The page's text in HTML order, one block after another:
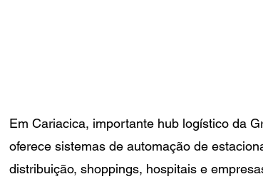
Em Cariacica, importante hub logístico da
oferece sistemas de automação de
distribuição, shoppings, hospitais e